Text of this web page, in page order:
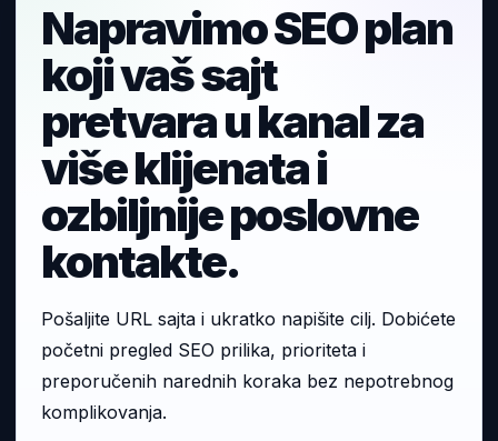
Napravimo SEO plan
koji vaš sajt
pretvara u kanal za
više klijenata i
ozbiljnije poslovne
kontakte.
Pošaljite URL sajta i ukratko napišite cilj. Dobićete
početni pregled SEO prilika, prioriteta i
preporučenih narednih koraka bez nepotrebnog
komplikovanja.